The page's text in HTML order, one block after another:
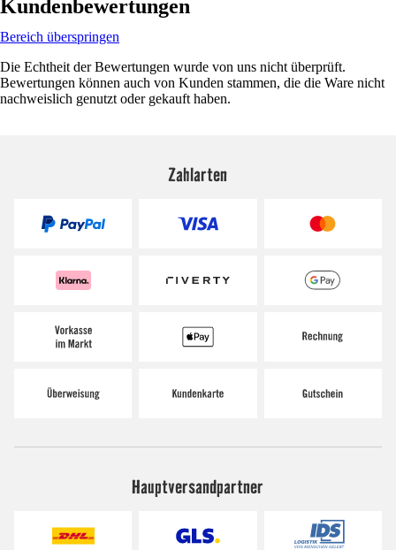
Kundenbewertungen
Bereich überspringen
Die Echtheit der Bewertungen wurde von uns nicht überprüft.
Bewertungen können auch von Kunden stammen, die die Ware nicht
nachweislich genutzt oder gekauft haben.
Zahlarten
Hauptversandpartner